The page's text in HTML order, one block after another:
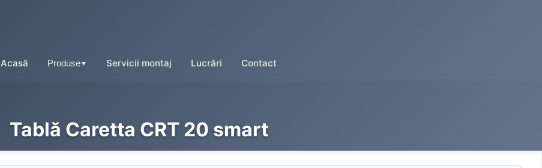
Acasă Produse▼ Servicii montaj Lucrări Contact
Tablă Caretta CRT 20 smart